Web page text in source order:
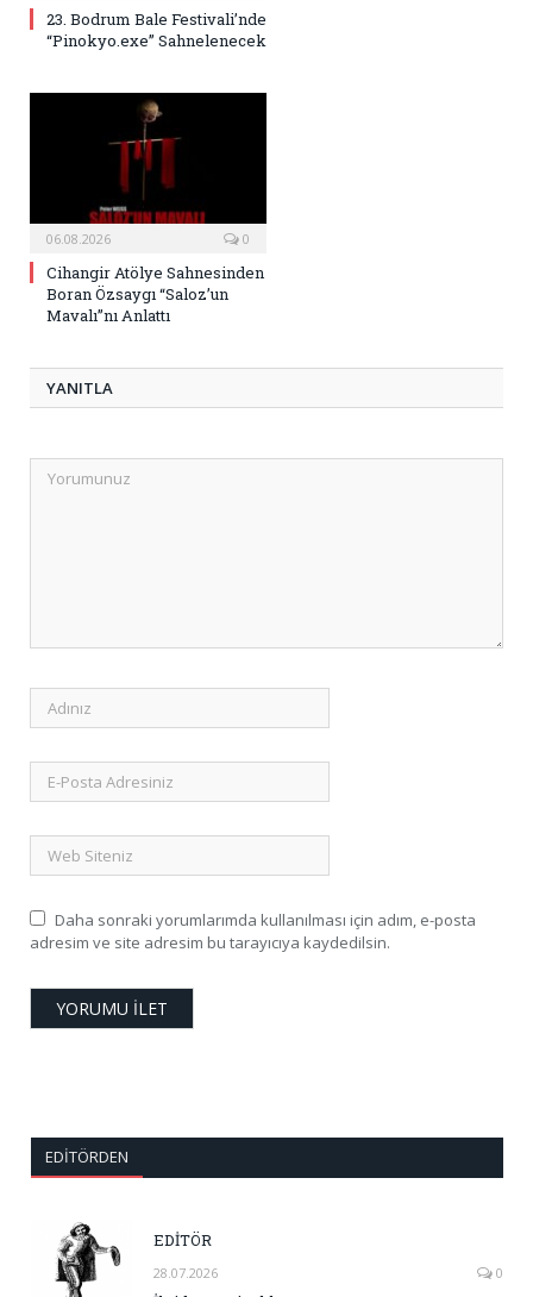
23. Bodrum Bale Festivali’nde
“Pinokyo.exe” Sahnelenecek
06.08.2026 0
Cihangir Atölye Sahnesinden
Boran Özsaygı “Saloz’un
Mavalı”nı Anlattı
YANITLA
Daha sonraki yorumlarımda kullanılması için adım, e-posta
adresim ve site adresim bu tarayıcıya kaydedilsin.
EDITÖRDEN
EDİTÖR
28.07.2026 0